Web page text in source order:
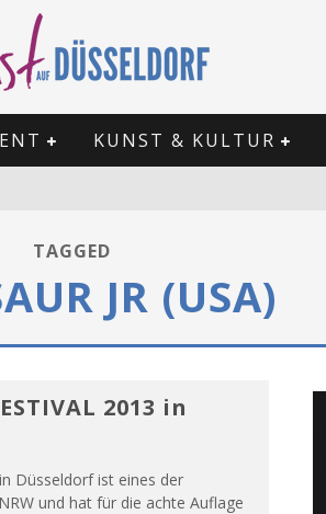
KUNST & KULTUR
TAGGED
JR (USA)
2013 in
Düsseldorf ist eines der
und hat für die achte Auflage